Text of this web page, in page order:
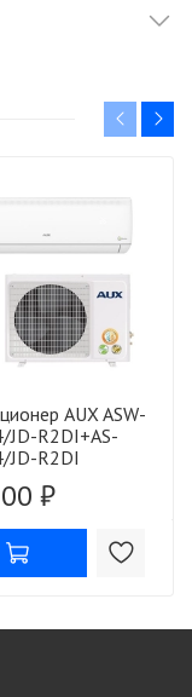
AUX ASW-
JD-R2DI+AS-
JD-R2DI
₽